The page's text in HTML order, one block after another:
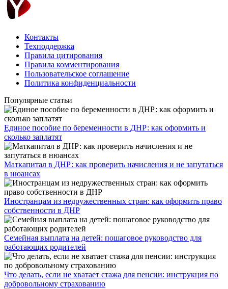
Контакты
Техподдержка
Правила цитирования
Правила комментирования
Пользовательское соглашение
Политика конфиденциальности
Популярные статьи
Единое пособие по беременности в ДНР: как оформить и
сколько заплатят
​Маткапитал в ДНР: как проверить начисления и не запутаться
в нюансах
Иностранцам из недружественных стран: как оформить право
собственности в ДНР
Семейная выплата на детей: пошаговое руководство для
работающих родителей
Что делать, если не хватает стажа для пенсии: инструкция по
добровольному страхованию